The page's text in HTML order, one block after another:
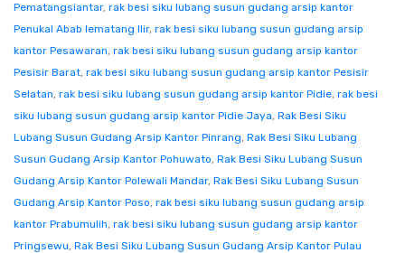
Pematangsiantar, rak besi siku lubang susun gudang arsip kantor
Penukal Abab lematang Ilir, rak besi siku lubang susun gudang arsip
kantor Pesawaran, rak besi siku lubang susun gudang arsip kantor
Pesisir Barat, rak besi siku lubang susun gudang arsip kantor Pesisir
Selatan, rak besi siku lubang susun gudang arsip kantor Pidie, rak besi
siku lubang susun gudang arsip kantor Pidie Jaya, Rak Besi Siku
Lubang Susun Gudang Arsip Kantor Pinrang, Rak Besi Siku Lubang
Susun Gudang Arsip Kantor Pohuwato, Rak Besi Siku Lubang Susun
Gudang Arsip Kantor Polewali Mandar, Rak Besi Siku Lubang Susun
Gudang Arsip Kantor Poso, rak besi siku lubang susun gudang arsip
kantor Prabumulih, rak besi siku lubang susun gudang arsip kantor
Pringsewu, Rak Besi Siku Lubang Susun Gudang Arsip Kantor Pulau